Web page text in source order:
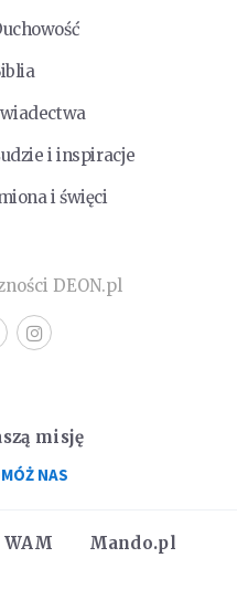
i inspiracje
i święci
DEON.pl
Mando.pl
misję
NAS